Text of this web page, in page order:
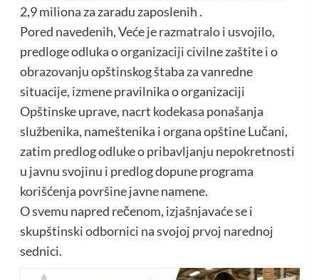
2,9 miliona za zaradu zaposlenih .
Pored navedenih, Veće je razmatralo i usvojilo,
predloge odluka o organizaciji civilne zaštite i o
obrazovanju opštinskog štaba za vanredne
situacije, izmene pravilnika o organizaciji
Opštinske uprave, nacrt kodekasa ponašanja
službenika, nameštenika i organa opštine Lučani,
zatim predlog odluke o pribavljanju nepokretnosti
u javnu svojinu i predlog dopune programa
korišćenja površine javne namene.
O svemu napred rečenom, izjašnjavaće se i
skupštinski odbornici na svojoj prvoj narednoj
sednici.